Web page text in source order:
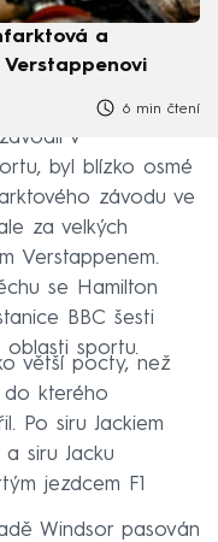
a
6 min čtení
v
byl blízko osmé
závodu ve
za velkých
Verstappenem.
se Hamilton
BBC šesti
oblasti sportu.
větší pocty, než
do kterého
Po siru Jackiem
siru Jacku
jezdcem F1
Windsor pasován